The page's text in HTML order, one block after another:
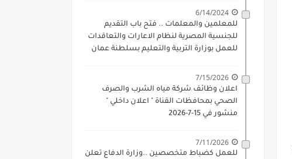
6/14/2024
للمعلمين والمعلمات .. فتح باب التقديم
للجنسية المصرية لنظام الاعارات والتعاقدات
للعمل بوزارة التربية والتعليم بسلطنة عمان
7/15/2026
اعلان وظائف شركة مياه الشرب والصرف
الصحي بمحافظات القناة " اعلان داخلي "
منشور في 15-7-2026
7/11/2026
للعمل كضباط متخصصين ..وزارة الدفاع تعلن